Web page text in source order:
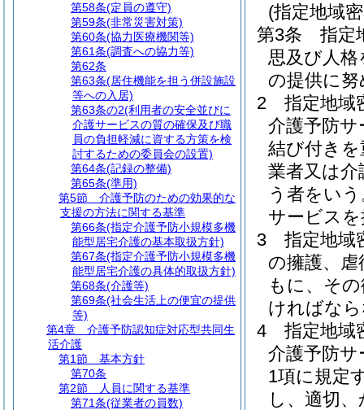
(指定地域
第3条
指定
思及び人
の提供に
2
指定地域
介護予防
結び付き
業者又は
う者をい
サービス
3
指定地域
の擁護、
もに、そ
ければな
4
指定地域
介護予防
1項に規定
し、適切
第58条(定員の遵守)
第59条(非常災害対策)
第60条(協力医療機関等)
第61条(調査への協力等)
第62条
第63条(居住機能を担う併設施設
等への入居)
第63条の2(利用者の安全並びに
介護サービスの質の確保及び職
員の負担軽減に資する方策を検
討するための委員会の設置)
第64条(記録の整備)
第65条(準用)
第5節
介護予防のための効果的な
支援の方法に関する基準
第66条(指定介護予防小規模多機
能型居宅介護の基本取扱方針)
第67条(指定介護予防小規模多機
能型居宅介護の具体的取扱方針)
第68条(介護等)
第69条(社会生活上の便宜の提供
等)
第4章
介護予防認知症対応型共同生
活介護
第1節
基本方針
第70条
第2節
人員に関する基準
第71条(従業者の員数)